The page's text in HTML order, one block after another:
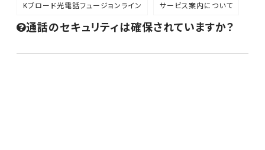
Kブロード光電話フュージョンライン サービス案内について
通話のセキュリティは確保されていますか？